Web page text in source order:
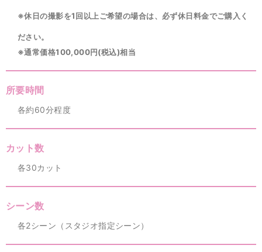
※休日の撮影を1回以上ご希望の場合は、必ず休日料金でご購入く
ださい。
※通常価格100,000円(税込)相当
所要時間
各約60分程度
カット数
各30カット
シーン数
各2シーン（スタジオ指定シーン）